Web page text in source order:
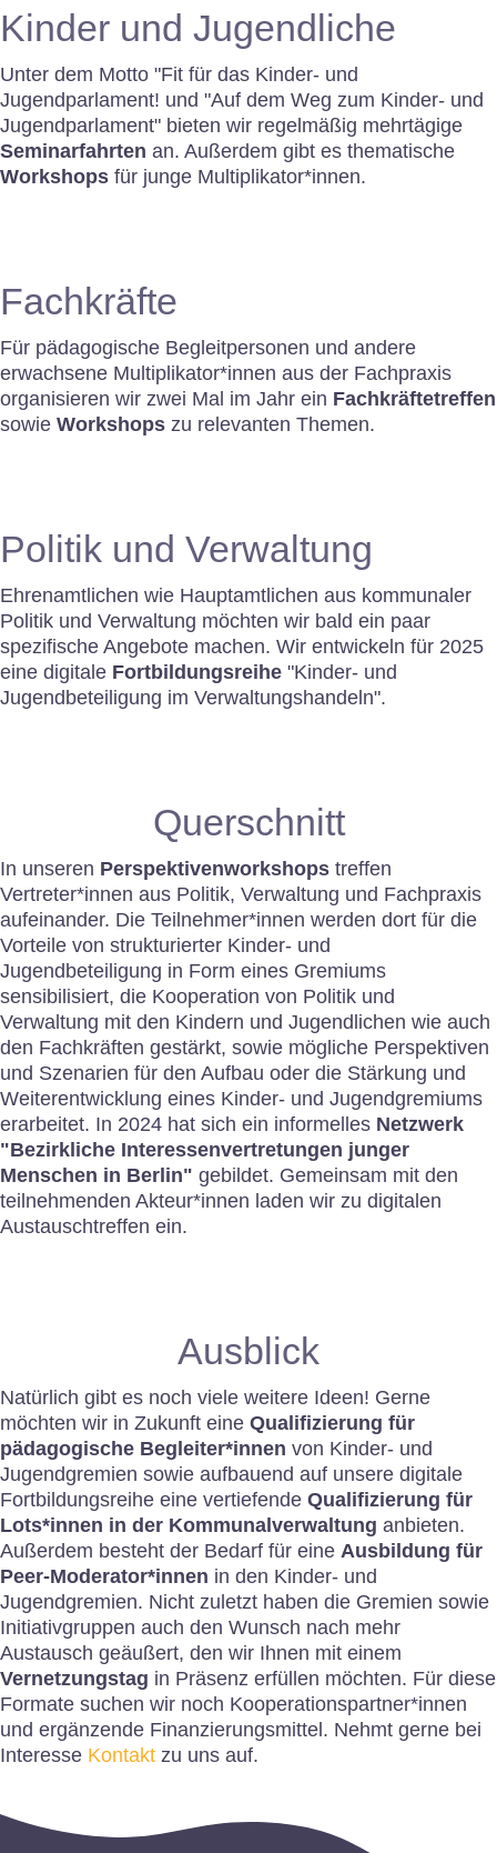
Kinder und Jugendliche
Unter dem Motto "Fit für das Kinder- und
Jugendparlament! und "Auf dem Weg zum Kinder- und
Jugendparlament" bieten wir regelmäßig mehrtägige
Seminarfahrten an. Außerdem gibt es thematische
Workshopsfür junge Multiplikator*innen.
Fachkräfte
Für pädagogische Begleitpersonen und andere
erwachsene Multiplikator*innen aus der Fachpraxis
organisieren wir zwei Mal im Jahr ein Fachkräftetreffen
sowie Workshopszu relevanten Themen.
Politik und Verwaltung
Ehrenamtlichen wie Hauptamtlichen aus kommunaler
Politik und Verwaltung möchten wir bald ein paar
spezifische Angebote machen. Wir entwickeln für 2025
eine digitale Fortbildungsreihe"Kinder- und
Jugendbeteiligung im Verwaltungshandeln".
Querschnitt
In unseren Perspektivenworkshopstreffen
Vertreter*innen aus Politik, Verwaltung und Fachpraxis
aufeinander. Die Teilnehmer*innen werden dort für die
Vorteile von strukturierter Kinder- und
Jugendbeteiligung in Form eines Gremiums
sensibilisiert, die Kooperation von Politik und
Verwaltung mit den Kindern und Jugendlichen wie auch
den Fachkräften gestärkt, sowie mögliche Perspektiven
und Szenarien für den Aufbau oder die Stärkung und
Weiterentwicklung eines Kinder- und Jugendgremiums
erarbeitet. In 2024 hat sich ein informelles Netzwerk
"Bezirkliche Interessenvertretungen junger
Menschen in Berlin" gebildet. Gemeinsam mit den
teilnehmenden Akteur*innen laden wir zu digitalen
Austauschtreffen ein.
Ausblick
Natürlich gibt es noch viele weitere Ideen! Gerne
möchten wir in Zukunft eine Qualifizierung für
pädagogische Begleiter*innen von Kinder- und
Jugendgremien sowie aufbauend auf unsere digitale
Fortbildungsreihe eine vertiefende Qualifizierung für
Lots*innen in der Kommunalverwaltung anbieten.
Außerdem besteht der Bedarf für eine Ausbildung für
Peer-Moderator*innen in den Kinder- und
Jugendgremien. Nicht zuletzt haben die Gremien sowie
Initiativgruppen auch den Wunsch nach mehr
Austausch geäußert, den wir Ihnen mit einem
Vernetzungstag in Präsenz erfüllen möchten. Für diese
Formate suchen wir noch Kooperationspartner*innen
und ergänzende Finanzierungsmittel. Nehmt gerne bei
Interesse Kontaktzu uns auf.